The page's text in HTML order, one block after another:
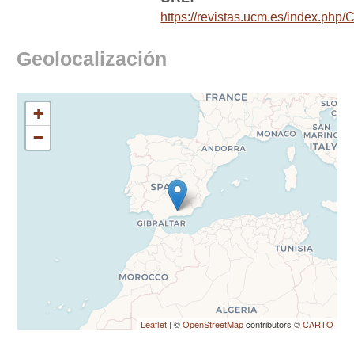
https://revistas.ucm.es/index.php/
Geolocalización
+
−
Leaflet | ©OpenStreetMapcontributors ©CARTO